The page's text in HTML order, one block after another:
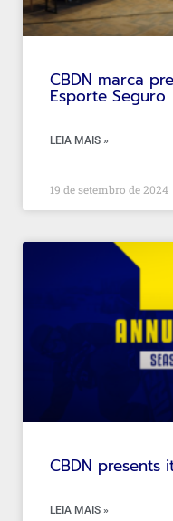
CBDN marca
Esporte Seguro
LEIA MAIS »
19 de setembro de 2024
CBDN presents
LEIA MAIS »